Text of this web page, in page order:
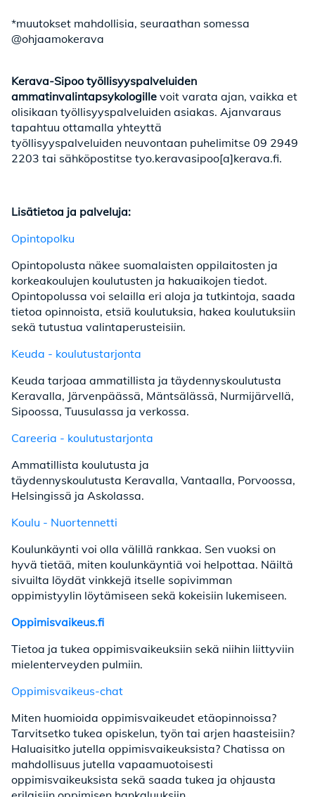
*muutokset mahdollisia, seuraathan somessa
@ohjaamokerava
Kerava-Sipoo työllisyyspalveluiden
ammatinvalintapsykologille voit varata ajan, vaikka et
olisikaan työllisyyspalveluiden asiakas. Ajanvaraus
tapahtuu ottamalla yhteyttä
työllisyyspalveluiden neuvontaan puhelimitse 09 2949
2203 tai sähköpostitse tyo.keravasipoo[a]kerava.fi.
Lisätietoa ja palveluja:
Opintopolku
Opintopolusta näkee suomalaisten oppilaitosten ja
korkeakoulujen koulutusten ja hakuaikojen tiedot.
Opintopolussa voi selailla eri aloja ja tutkintoja, saada
tietoa opinnoista, etsiä koulutuksia, hakea koulutuksiin
sekä tutustua valintaperusteisiin.
Keuda - koulutustarjonta
Keuda tarjoaa ammatillista ja täydennyskoulutusta
Keravalla, Järvenpäässä, Mäntsälässä, Nurmijärvellä,
Sipoossa, Tuusulassa ja verkossa.
Careeria - koulutustarjonta
Ammatillista koulutusta ja
täydennyskoulutusta Keravalla, Vantaalla, Porvoossa,
Helsingissä ja Askolassa.
Koulu - Nuortennetti
Koulunkäynti voi olla välillä rankkaa. Sen vuoksi on
hyvä tietää, miten koulunkäyntiä voi helpottaa. Näiltä
sivuilta löydät vinkkejä itselle sopivimman
oppimistyylin löytämiseen sekä kokeisiin lukemiseen.
Oppimisvaikeus.fi
Tietoa ja tukea oppimisvaikeuksiin sekä niihin liittyviin
mielenterveyden pulmiin.
Oppimisvaikeus-chat
Miten huomioida oppimisvaikeudet etäopinnoissa?
Tarvitsetko tukea opiskelun, työn tai arjen haasteisiin?
Haluaisitko jutella oppimisvaikeuksista? Chatissa on
mahdollisuus jutella vapaamuotoisesti
oppimisvaikeuksista sekä saada tukea ja ohjausta